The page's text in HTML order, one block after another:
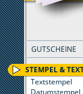
GUTSCHEINE
STEMPEL &
Textstempel
Datumstempel